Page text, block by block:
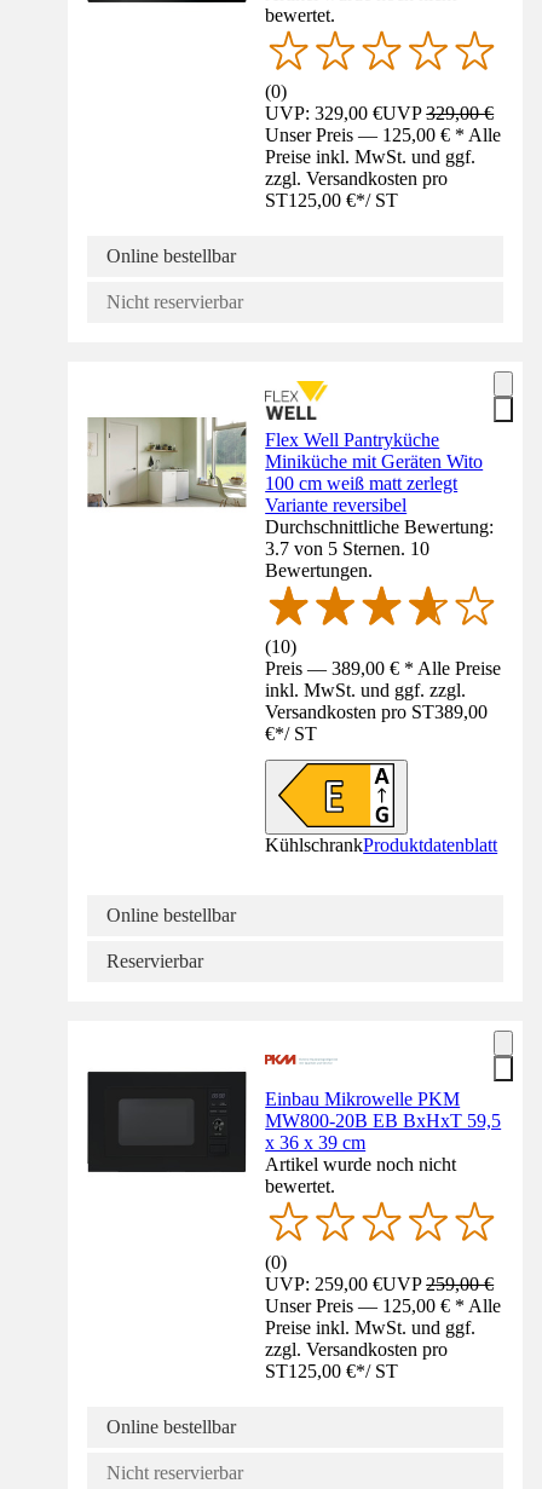
bewertet.
(0)
UVP: 329,00 €UVP329,00 €
Unser Preis — 125,00 € * Alle
Preise inkl. MwSt. und ggf.
zzgl. Versandkosten pro
ST125,00 €*/ ST
Online bestellbar
Nicht reservierbar
Flex Well Pantryküche
Miniküche mit Geräten Wito
100 cm weiß matt zerlegt
Variante reversibel
Durchschnittliche Bewertung:
3.7 von 5 Sternen. 10
Bewertungen.
(10)
Preis — 389,00 € * Alle Preise
inkl. MwSt. und ggf. zzgl.
Versandkosten pro ST389,00
€*/ ST
KühlschrankProduktdatenblatt
Online bestellbar
Reservierbar
Einbau Mikrowelle PKM
MW800-20B EB BxHxT 59,5
x 36 x 39 cm
Artikel wurde noch nicht
bewertet.
(0)
UVP: 259,00 €UVP259,00 €
Unser Preis — 125,00 € * Alle
Preise inkl. MwSt. und ggf.
zzgl. Versandkosten pro
ST125,00 €*/ ST
Online bestellbar
Nicht reservierbar